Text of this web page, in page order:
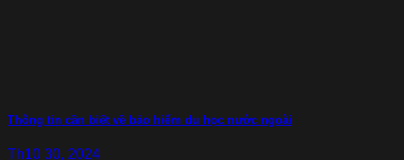
Thông tin cần biết về bảo hiểm du học nước ngoài
Th10 30, 2024